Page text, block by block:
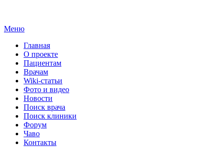
Меню
Главная
О проекте
Пациентам
Врачам
Wiki-статьи
Фото и видео
Новости
Поиск врача
Поиск клиники
Форум
Чаво
Контакты